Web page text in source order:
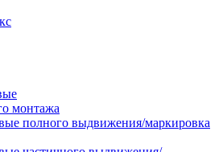
монтажа
полного выдвижения/маркировка